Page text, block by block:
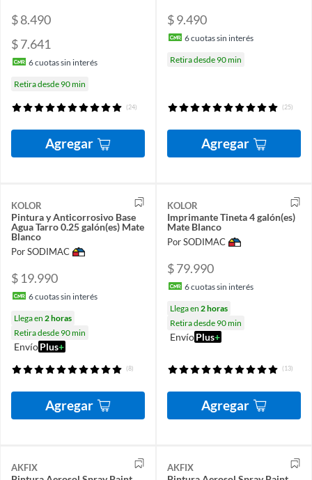
$ 8.490
$ 7.641
6cuotas sin interés
Retira desde 90 min
(24)
Agregar
$ 9.490
6cuotas sin interés
Retira desde 90 min
(25)
Agregar
KOLOR
Pintura y Anticorrosivo Base
Agua Tarro 0.25 galón(es) Mate
Blanco
Por SODIMAC
$ 19.990
6cuotas sin interés
Llega en 2 horas
Retira desde 90 min
EnvíoPlus+
(8)
Agregar
KOLOR
Imprimante Tineta 4 galón(es)
Mate Blanco
Por SODIMAC
$ 79.990
6cuotas sin interés
Llega en 2 horas
Retira desde 90 min
EnvíoPlus+
(13)
Agregar
AKFIX AKFIX